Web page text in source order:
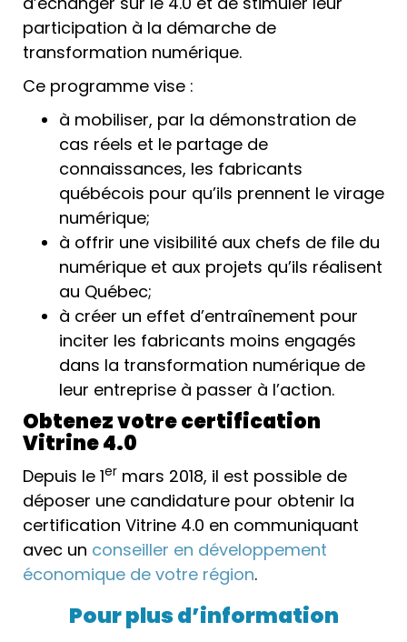
participation à la démarche de
transformation numérique.
Ce programme vise :
à mobiliser, par la démonstration de
cas réels et le partage de
connaissances, les fabricants
québécois pour qu’ils prennent le virage
numérique;
à offrir une visibilité aux chefs de file du
numérique et aux projets qu’ils réalisent
au Québec;
à créer un effet d’entraînement pour
inciter les fabricants moins engagés
dans la transformation numérique de
leur entreprise à passer à l’action.
Obtenez votre certification
Vitrine 4.0
Depuis le 1er mars 2018, il est possible de
déposer une candidature pour obtenir la
certification Vitrine 4.0 en communiquant
avec un conseiller en développement
économique de votre région.
Pour plus d’information